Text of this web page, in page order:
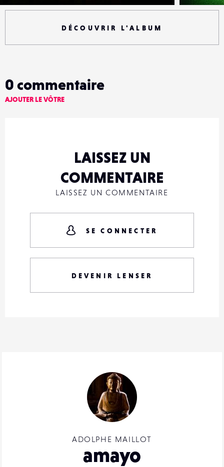
DÉCOUVRIR L'ALBUM
ADOLPHE MAILLOT
amayo
0 commentaire
AJOUTER LE VÔTRE
LAISSEZ UN
COMMENTAIRE
LAISSEZ UN COMMENTAIRE
SE CONNECTER
DEVENIR LENSER